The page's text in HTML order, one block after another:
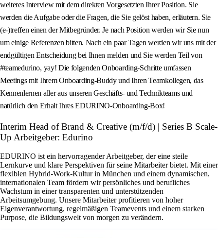
weiteres Interview mit dem direkten Vorgesetzten Ihrer Position. Sie
werden die Aufgabe oder die Fragen, die Sie gelöst haben, erläutern. Sie
(e-)treffen einen der Mitbegründer. Je nach Position werden wir Sie nun
um einige Referenzen bitten. Nach ein paar Tagen werden wir uns mit der
endgültigen Entscheidung bei Ihnen melden und Sie werden Teil von
#teamedurino, yay! Die folgenden Onboarding-Schritte umfassen
Meetings mit Ihrem Onboarding-Buddy und Ihren Teamkollegen, das
Kennenlernen aller aus unseren Geschäfts- und Technikteams und
natürlich den Erhalt Ihres EDURINO-Onboarding-Box!
Interim Head of Brand & Creative (m/f/d) | Series B Scale-
Up Arbeitgeber: Edurino
EDURINO ist ein hervorragender Arbeitgeber, der eine steile
Lernkurve und klare Perspektiven für seine Mitarbeiter bietet. Mit einer
flexiblen Hybrid-Work-Kultur in München und einem dynamischen,
internationalen Team fördern wir persönliches und berufliches
Wachstum in einer transparenten und unterstützenden
Arbeitsumgebung. Unsere Mitarbeiter profitieren von hoher
Eigenverantwortung, regelmäßigen Teamevents und einem starken
Purpose, die Bildungswelt von morgen zu verändern.